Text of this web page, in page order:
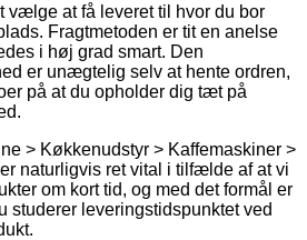
vælge at få leveret til hvor du bor
Fragtmetoden er tit en anelse
i høj grad smart. Den
er unægtelig selv at hente ordren,
på at du opholder dig tæt på
> Køkkenudstyr > Kaffemaskiner >
naturligvis ret vital i tilfælde af at vi
om kort tid, og med det formål er
studerer leveringstidspunktet ved